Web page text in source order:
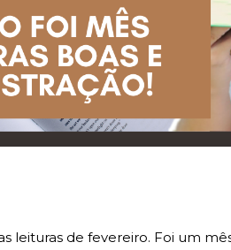
leituras de fevereiro. Foi um